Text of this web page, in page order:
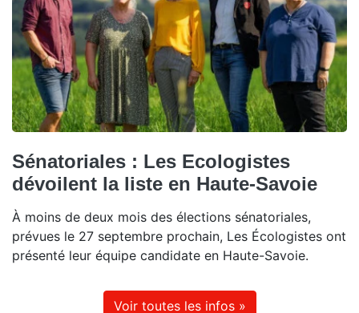
Sénatoriales : Les Ecologistes
dévoilent la liste en Haute-Savoie
À moins de deux mois des élections sénatoriales,
prévues le 27 septembre prochain, Les Écologistes ont
présenté leur équipe candidate en Haute-Savoie.
Voir toutes les infos »